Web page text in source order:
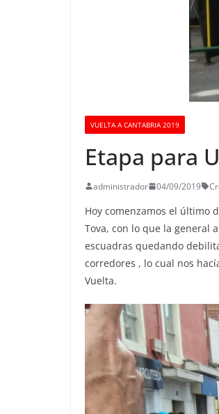
VUELTA A CANTABRIA 2019
Etapa para
administrador 04/09/2019
Hoy comenzamos el último
Tova, con lo que la general
escuadras quedando
corredores , lo cual nos
Vuelta.